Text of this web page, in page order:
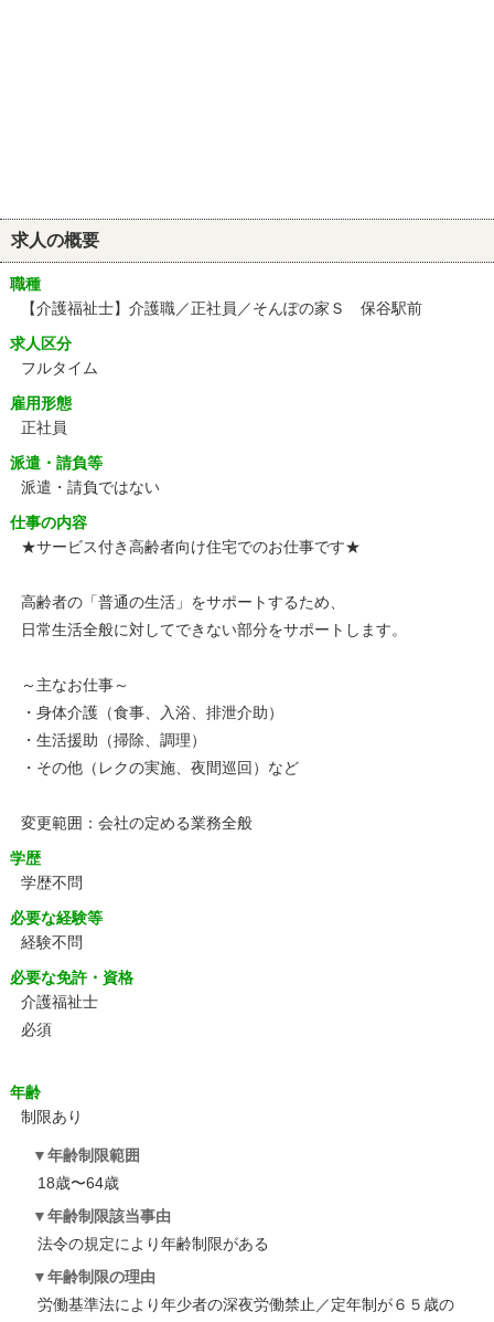
求人の概要
職種
【介護福祉士】介護職／正社員／そんぽの家Ｓ 保谷駅前
求人区分
フルタイム
雇用形態
正社員
派遣・請負等
派遣・請負ではない
仕事の内容
★サービス付き高齢者向け住宅でのお仕事です★
高齢者の「普通の生活」をサポートするため、
日常生活全般に対してできない部分をサポートします。
～主なお仕事～
・身体介護（食事、入浴、排泄介助）
・生活援助（掃除、調理）
・その他（レクの実施、夜間巡回）など
変更範囲：会社の定める業務全般
学歴
学歴不問
必要な経験等
経験不問
必要な免許・資格
介護福祉士
必須
年齢
制限あり
年齢制限範囲
18歳〜64歳
年齢制限該当事由
法令の規定により年齢制限がある
年齢制限の理由
労働基準法により年少者の深夜労働禁止／定年制が６５歳の